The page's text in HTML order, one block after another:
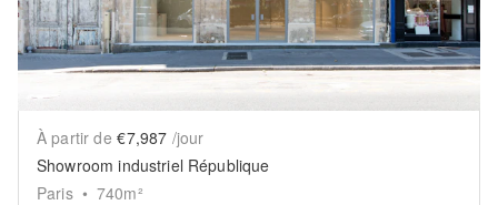
À partir de €7,987 /jour
Showroom industriel République
Paris • 740m²